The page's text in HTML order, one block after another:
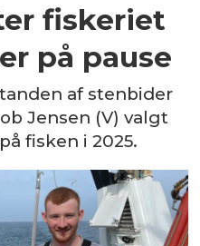
fiskeriet
på pause
af stenbider
Jensen (V) valgt
fisken i 2025.